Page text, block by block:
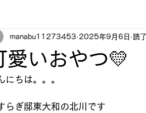
愛いおやつ💛
manabu11273453 2025年9月6日 読
にちは。。。
らぎ邸東大和の北川です